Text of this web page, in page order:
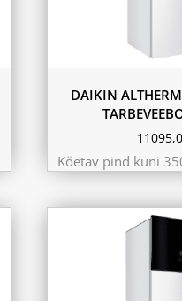
230L
DAIKIN
Köetav pind kuni